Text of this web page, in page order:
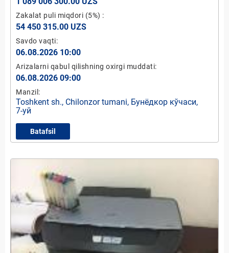
Zakalat puli miqdori (5%) :
54 450 315.00 UZS
Savdo vaqti:
06.08.2026 10:00
Arizalarni qabul qilishning oxirgi muddati:
06.08.2026 09:00
Manzil:
Toshkent sh., Chilonzor tumani, Бунёдкор кўчаси,
7-уй
Batafsil